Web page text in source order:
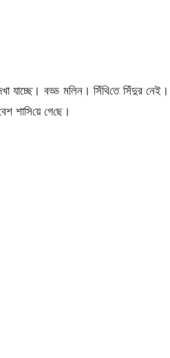
যাচ্ছে। বড্ড ম‌লিন। সিঁথি‌তে সিঁদুর নেই।
শা‌সি‌য়ে গে‌ছে।